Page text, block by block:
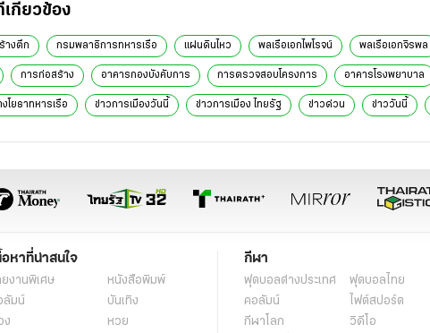
กี่ยวข้อง
างตึก กรมพลาธิการทหารเรือ แผ่นดินไหว พลเรือเอกไพโรจน์ พลเรือเอกจิรพล
การก่อสร้าง อาคารกองบังคับการ การตรวจสอบโครงการ อาคารโรงพยาบาล
โยธาทหารเรือ ข่าวการเมืองวันนี้ ข่าวการเมือง ไทยรัฐ ข่าวด่วน ข่าววันนี้
อหาที่น่าสนใจ
ยงานพิเศษ
หนังสือพิมพ์
ลัมน์
บันเทิง
ง
หวย
กีฬา
ฟุตบอลต่่างประเทศ
ฟุตบอลไทย
คอลัมน์
ไฟต์สปอร์ต
กีฬาโลก
วิดีโอ